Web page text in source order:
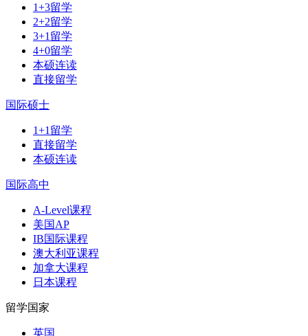
1+3留学
2+2留学
3+1留学
4+0留学
本硕连读
直接留学
国际硕士
1+1留学
直接留学
本硕连读
国际高中
A-Level课程
美国AP
IB国际课程
澳大利亚课程
加拿大课程
日本课程
留学国家
英国